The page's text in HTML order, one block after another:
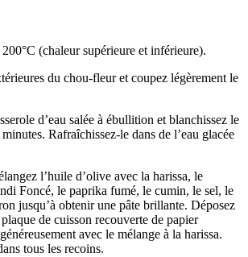
(chaleur supérieure et inférieure).
du chou-fleur et coupez légèrement le
d’eau salée à ébullition et blanchissez le
Rafraîchissez-le dans de l’eau glacée
l’huile d’olive avec la harissa, le
Foncé, le paprika fumé, le cumin, le sel, le
jusqu’à obtenir une pâte brillante. Déposez
de cuisson recouverte de papier
avec le mélange à la harissa.
tous les recoins.